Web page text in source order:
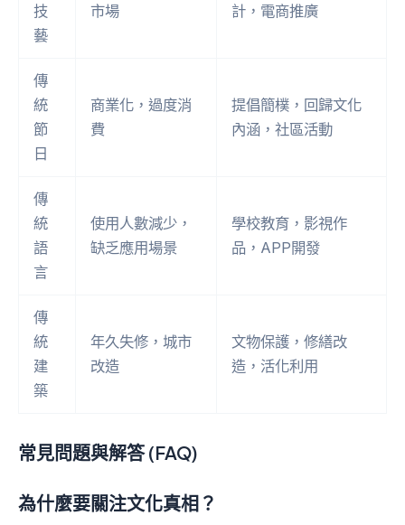
技
藝
市場
計，電商推廣
傳
統
節
日
商業化，過度消
費
提倡簡樸，回歸文化
內涵，社區活動
傳
統
語
言
使用人數減少，
缺乏應用場景
學校教育，影視作
品，APP開發
傳
統
建
築
年久失修，城市
改造
文物保護，修繕改
造，活化利用
常見問題與解答 (FAQ)
為什麼要關注文化真相？